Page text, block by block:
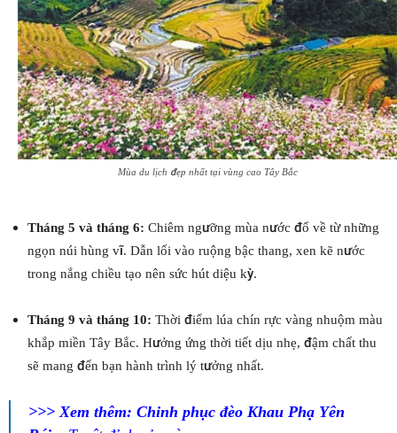
Mùa du lịch đẹp nhất tại vùng cao Tây Bắc
Tháng 5 và tháng 6: Chiêm ngưỡng mùa nước đổ về từ những
ngọn núi hùng vĩ. Dẫn lối vào ruộng bậc thang, xen kẽ nước
trong nắng chiều tạo nên sức hút diệu kỳ.
Tháng 9 và tháng 10: Thời điểm lúa chín rực vàng nhuộm màu
khắp miền Tây Bắc. Hưởng ứng thời tiết dịu nhẹ, đậm chất thu
sẽ mang đến bạn hành trình lý tưởng nhất.
>>> Xem thêm: Chinh phục đèo Khau Phạ Yên